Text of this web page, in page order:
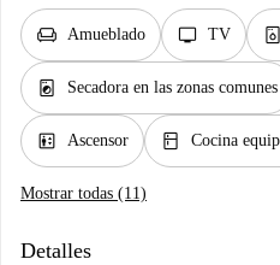
chair Amueblado tv TV dishwasher_gen
local_laundry_service Secadora en las zonas comunes
elevator Ascensor kitchen Cocina
Mostrar todas (11)
Detalles